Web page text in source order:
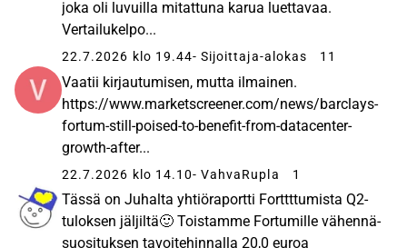
joka oli luvuilla mitattuna karua luettavaa.
Vertailukelpo...
22.7.2026 klo 19.44- Sijoittaja-alokas 11
Vaatii kirjautumisen, mutta ilmainen.
https://www.marketscreener.com/news/barclays-
fortum-still-poised-to-benefit-from-datacenter-
growth-after...
22.7.2026 klo 14.10- VahvaRupla 1
Tässä on Juhalta yhtiöraportti Forttttumista Q2-
tuloksen jäljiltä🙂 Toistamme Fortumille vähennä-
suosituksen tavoitehinnalla 20,0 euroa